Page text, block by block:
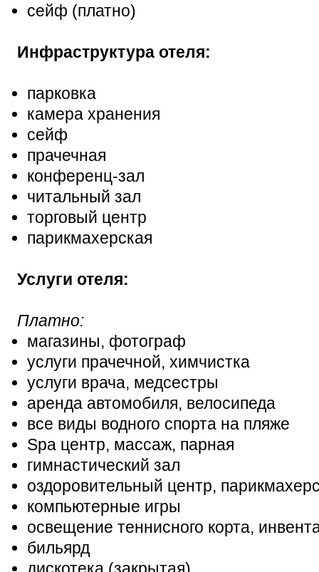
сейф (платно)
Инфраструктура отеля:
парковка
камера хранения
сейф
прачечная
конференц-зал
читальный зал
торговый центр
парикмахерская
Услуги отеля:
Платно:
магазины, фотограф
услуги прачечной, химчистка
услуги врача, медсестры
аренда автомобиля, велосипеда
все виды водного спорта на пляже
Spa центр, массаж, парная
гимнастический зал
оздоровительный центр,
компьютерные игры
освещение теннисного корта,
бильярд
дискотека (закрытая)